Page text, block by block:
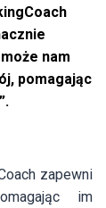
nam
pomagając
zapewni
im